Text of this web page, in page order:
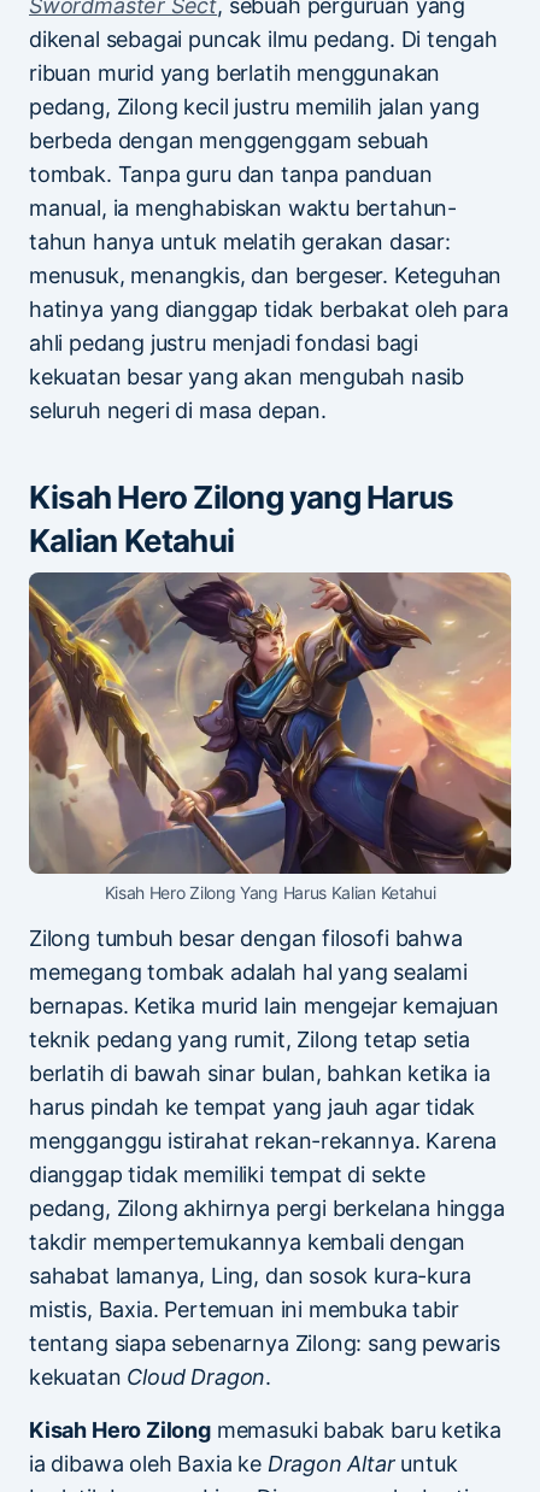
Swordmaster Sect, sebuah perguruan yang
dikenal sebagai puncak ilmu pedang. Di tengah
ribuan murid yang berlatih menggunakan
pedang, Zilong kecil justru memilih jalan yang
berbeda dengan menggenggam sebuah
tombak. Tanpa guru dan tanpa panduan
manual, ia menghabiskan waktu bertahun-
tahun hanya untuk melatih gerakan dasar:
menusuk, menangkis, dan bergeser. Keteguhan
hatinya yang dianggap tidak berbakat oleh para
ahli pedang justru menjadi fondasi bagi
kekuatan besar yang akan mengubah nasib
seluruh negeri di masa depan.
Kisah Hero Zilong yang Harus
Kalian Ketahui
Kisah Hero Zilong Yang Harus Kalian Ketahui
Zilong tumbuh besar dengan filosofi bahwa
memegang tombak adalah hal yang sealami
bernapas. Ketika murid lain mengejar kemajuan
teknik pedang yang rumit, Zilong tetap setia
berlatih di bawah sinar bulan, bahkan ketika ia
harus pindah ke tempat yang jauh agar tidak
mengganggu istirahat rekan-rekannya. Karena
dianggap tidak memiliki tempat di sekte
pedang, Zilong akhirnya pergi berkelana hingga
takdir mempertemukannya kembali dengan
sahabat lamanya, Ling, dan sosok kura-kura
mistis, Baxia. Pertemuan ini membuka tabir
tentang siapa sebenarnya Zilong: sang pewaris
kekuatan Cloud Dragon.
Kisah Hero Zilongmemasuki babak baru ketika
ia dibawa oleh Baxia ke Dragon Altaruntuk